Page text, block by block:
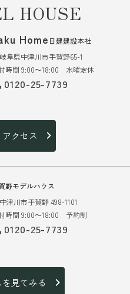
HOUSE
Home 日建建設本社
岐阜県中津川市手賀野65-1
時間 9:00～18:00 水曜定休
0120-25-7739
クセス
野モデルハウス
中津川市手賀野 498-1101
時間 9:00～18:00 予約制
0120-25-7739
見てみる